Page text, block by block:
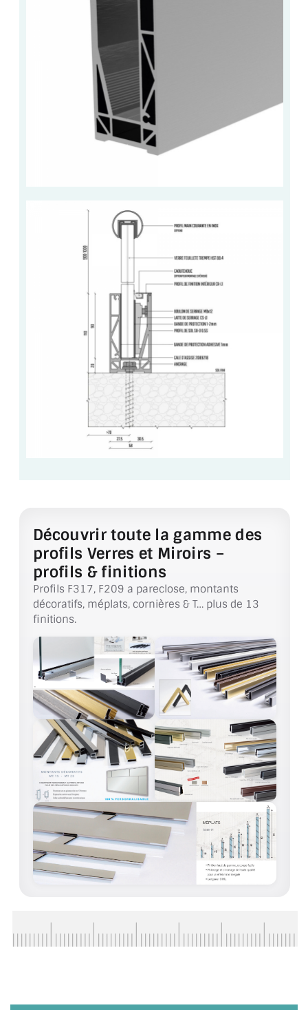
EXEMPLES, RÉALISATIONS, INSPIRATIONS
NUANCIER RAL
COMMENT COUPER DU VERRE ?
CONSEILS / AIDE
A PROPOS DE LA LIVRAISON
DÉCONNEXION
NOUS TROUVER - BUC 78
NOUS CONTACTER
Découvrir toute la gamme des
profils Verres et Miroirs –
profils & finitions
Profils F317, F209 a pareclose, montants
décoratifs, méplats, cornières & T… plus de 13
finitions.